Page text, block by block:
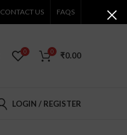
CONTACT US FAQS
0 0 ₹0.00
LOGIN / REGISTER